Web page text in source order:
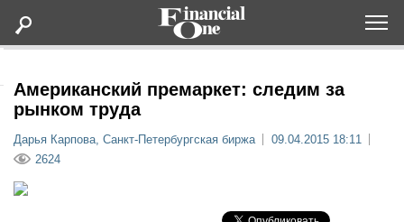
Статьи
Американский премаркет: следим за
рынком труда
Дарья Карпова, Санкт-Петербургская биржа
09.04.2015 18:11
2624